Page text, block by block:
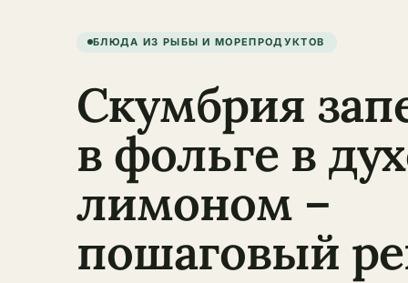
БЛЮДА ИЗ РЫБЫ И МОРЕПРОДУКТОВ
Скумбрия
в фольге в
лимоном –
пошаговый